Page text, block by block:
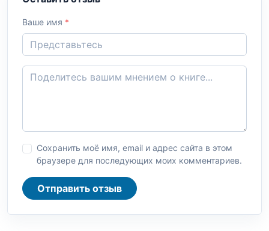
Ваше имя *
Сохранить моё имя, email и адрес сайта в этом
браузере для последующих моих комментариев.
Отправить отзыв